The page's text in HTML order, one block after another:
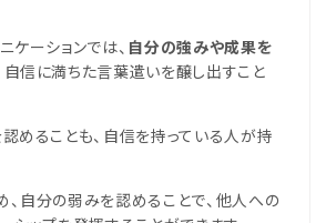
ケーションでは、 自分の強みや成果を
自信に満ちた言葉遣いを醸し出すこと
めることも、自信を持っている人が持
自分の弱みを認めることで、他人への